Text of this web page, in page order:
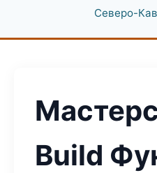
Северо-
Build